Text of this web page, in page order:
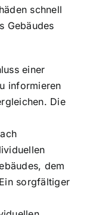
schnell
Gebäudes
einer
informieren
Die
dem
sorgfältiger